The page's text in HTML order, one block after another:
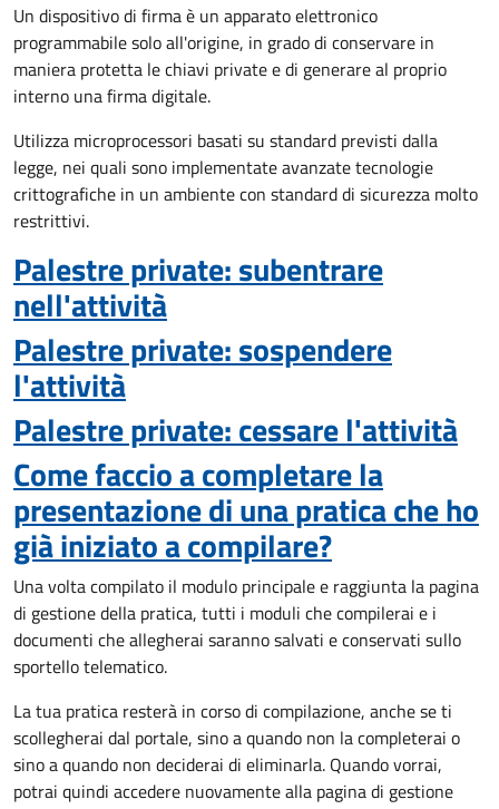
Un dispositivo di firma è un apparato elettronico
programmabile solo all'origine, in grado di conservare in
maniera protetta le chiavi private e di generare al proprio
interno una firma digitale.
Utilizza microprocessori basati su standard previsti dalla
legge, nei quali sono implementate avanzate tecnologie
crittografiche in un ambiente con standard di sicurezza molto
restrittivi.
Palestre private: subentrare
nell'attività
Palestre private: sospendere
l'attività
Palestre private: cessare l'attività
Come faccio a completare la
presentazione di una pratica che ho
già iniziato a compilare?
Una volta compilato il modulo principale e raggiunta la pagina
di gestione della pratica, tutti i moduli che compilerai e i
documenti che allegherai saranno salvati e conservati sullo
sportello telematico.
La tua pratica resterà in corso di compilazione, anche se ti
scollegherai dal portale, sino a quando non la completerai o
sino a quando non deciderai di eliminarla. Quando vorrai,
potrai quindi accedere nuovamente alla pagina di gestione